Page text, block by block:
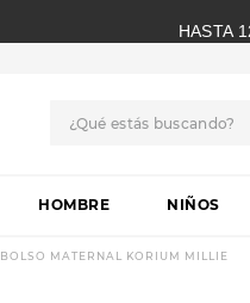
HASTA
HOMBRE NIÑOS
BOLSO MATERNAL KORIUM MILLIE
botas
skechers